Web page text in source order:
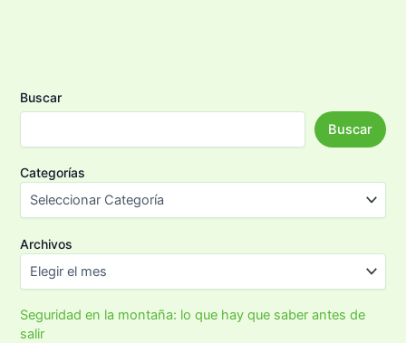
Buscar
Buscar
Categorías
Archivos
Seguridad en la montaña: lo que hay que saber antes de
salir